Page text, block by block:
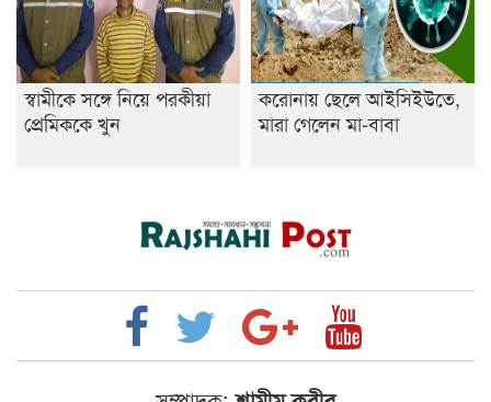
স্বামীকে সঙ্গে নিয়ে পরকীয়া
প্রেমিককে খুন
করোনায় ছেলে আইসিইউতে,
মারা গেলেন মা-বাবা